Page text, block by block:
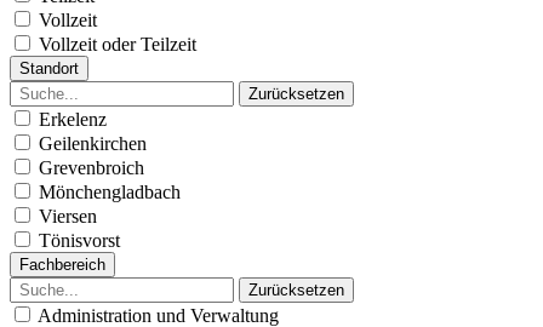
Vollzeit
Vollzeit oder Teilzeit
Standort
Zurücksetzen
Erkelenz
Geilenkirchen
Grevenbroich
Mönchengladbach
Viersen
Tönisvorst
Fachbereich
Zurücksetzen
Administration und Verwaltung